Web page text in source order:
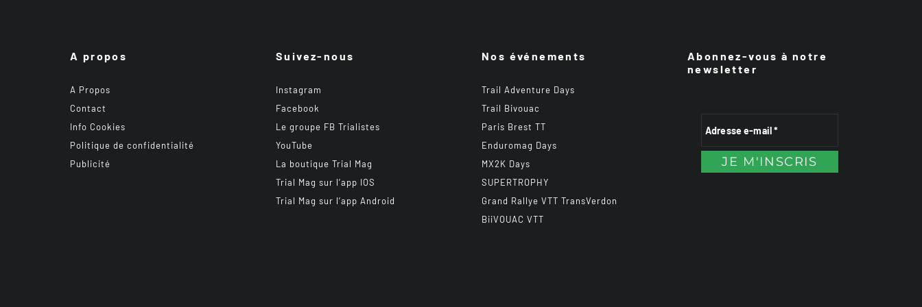
A propos
A Propos
Contact
Info Cookies
Politique de confidentialité
Publicité
Suivez-nous
Instagram
Facebook
Le groupe FB Trialistes
YouTube
La boutique Trial Mag
Trial Mag sur l’app IOS
Trial Mag sur l’app Android
Nos événements
Trail Adventure Days
Trail Bivouac
Paris Brest TT
Enduromag Days
MX2K Days
SUPERTROPHY
Grand Rallye VTT TransVerdon
BiiVOUAC VTT
Abonnez-vous à notre
newsletter